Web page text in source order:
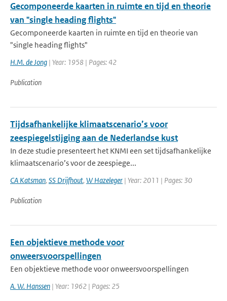
Gecomponeerde kaarten in ruimte en tijd en theorie
van "single heading flights"
Gecomponeerde kaarten in ruimte en tijd en theorie van
"single heading flights"
H.M. de Jong | Year: 1958 | Pages: 42
Publication
Tijdsafhankelijke klimaatscenario’s voor
zeespiegelstijging aan de Nederlandse kust
In deze studie presenteert het KNMI een set tijdsafhankelijke
klimaatscenario’s voor de zeespiege...
CA Katsman, SS Drijfhout, W Hazeleger | Year: 2011 | Pages: 30
Publication
Een objektieve methode voor
onweersvoorspellingen
Een objektieve methode voor onweersvoorspellingen
A. W. Hanssen | Year: 1962 | Pages: 25